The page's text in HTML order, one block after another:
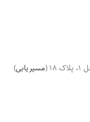
( مسیریابی)